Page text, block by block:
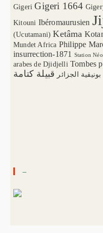
Gigeri Gigeri 1664
Kitouni Ibéromaurusien
(Ucutamani) Ketâma
Mundet Africa Philippe
insurrection-1871
Station
arabes de Djidjelli Tombes
بونيقية الجزائر قبيلة كتامة
–